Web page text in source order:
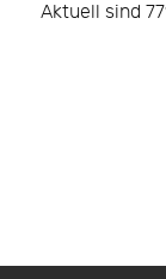
Aktuell sind